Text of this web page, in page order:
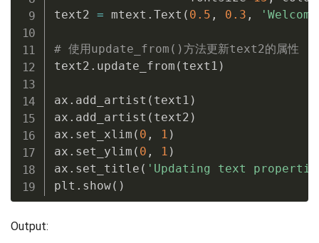
text2 = mtext . Text ( 0.5 , 0.3 ,
# 使用update_from()方法更新text2的属性
text2 . update_from ( text1 )
ax . add_artist ( text1 )
ax . add_artist ( text2 )
ax . set_xlim ( 0 , 1 )
ax . set_ylim ( 0 , 1 )
ax . set_title ( 'Updating text
plt . show( )
Output: